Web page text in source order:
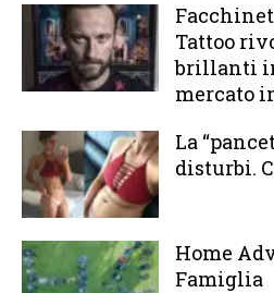
Tattoo
brillanti
mercato
La
disturbi.
Home
Famiglia